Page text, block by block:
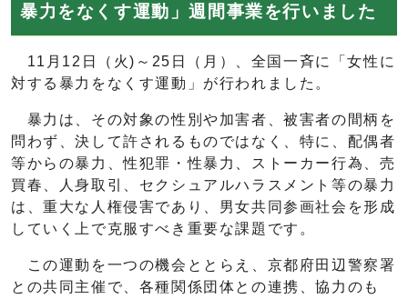
暴力をなくす運動」週間事業を行いました
11月12日（火)～25日（月）、全国一斉に「女性に
対する暴力をなくす運動」が行われました。
暴力は、その対象の性別や加害者、被害者の間柄を
問わず、決して許されるものではなく、特に、配偶者
等からの暴力、性犯罪・性暴力、ストーカー行為、売
買春、人身取引、セクシュアルハラスメント等の暴力
は、重大な人権侵害であり、男女共同参画社会を形成
していく上で克服すべき重要な課題です。
この運動を一つの機会ととらえ、京都府田辺警察署
との共同主催で、各種関係団体との連携、協力のも